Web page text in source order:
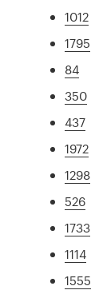
1012
1795
84
350
437
1972
1298
526
1733
1114
1555